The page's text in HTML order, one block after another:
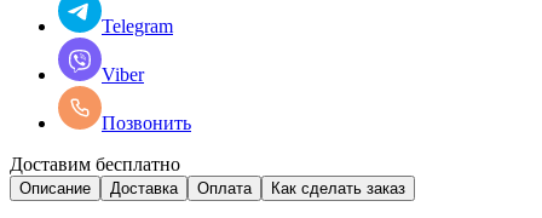
Telegram
Viber
Позвонить
Доставим бесплатно
Описание Доставка Оплата Как сделать заказ